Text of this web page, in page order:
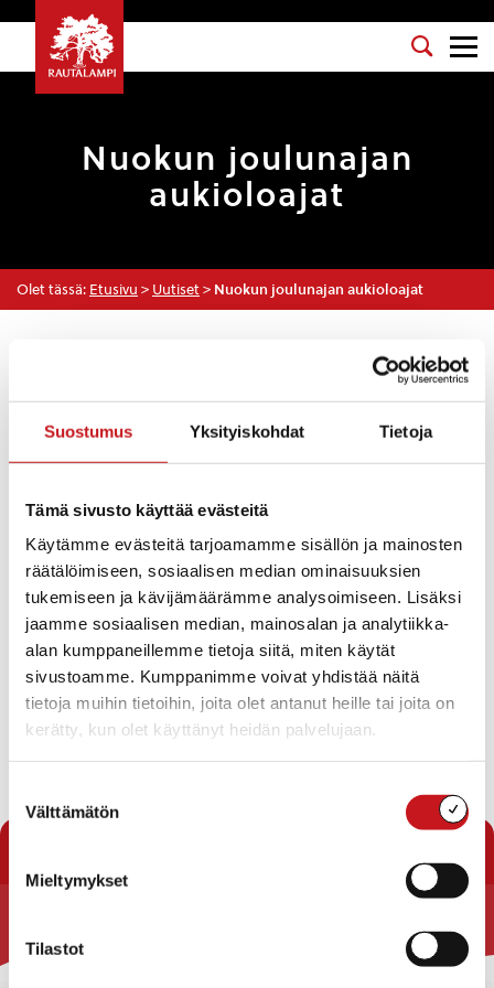
Suostumus Yksityiskohdat Tietoja
Tämä sivusto käyttää evästeitä
Käytämme evästeitä tarjoamamme sisällön ja mainosten
räätälöimiseen, sosiaalisen median ominaisuuksien
tukemiseen ja kävijämäärämme analysoimiseen. Lisäksi
jaamme sosiaalisen median, mainosalan ja analytiikka-
alan kumppaneillemme tietoja siitä, miten käytät
sivustoamme. Kumppanimme voivat yhdistää näitä
tietoja muihin tietoihin, joita olet antanut heille tai joita on
kerätty, kun olet käyttänyt heidän palvelujaan.
valinta
Välttämätön
Mieltymykset
Tilastot
Nuokun joulunajan
aukioloajat
Olet tässä: Etusivu > Uutiset > Nuokun joulunajan aukioloajat
« Uutishuone
Rautalammin kunta